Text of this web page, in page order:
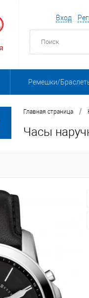
Вход
Ремешки/
Главная страница /
Часы